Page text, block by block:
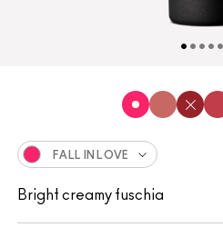
FALL IN LOVE
Bright creamy fuschia